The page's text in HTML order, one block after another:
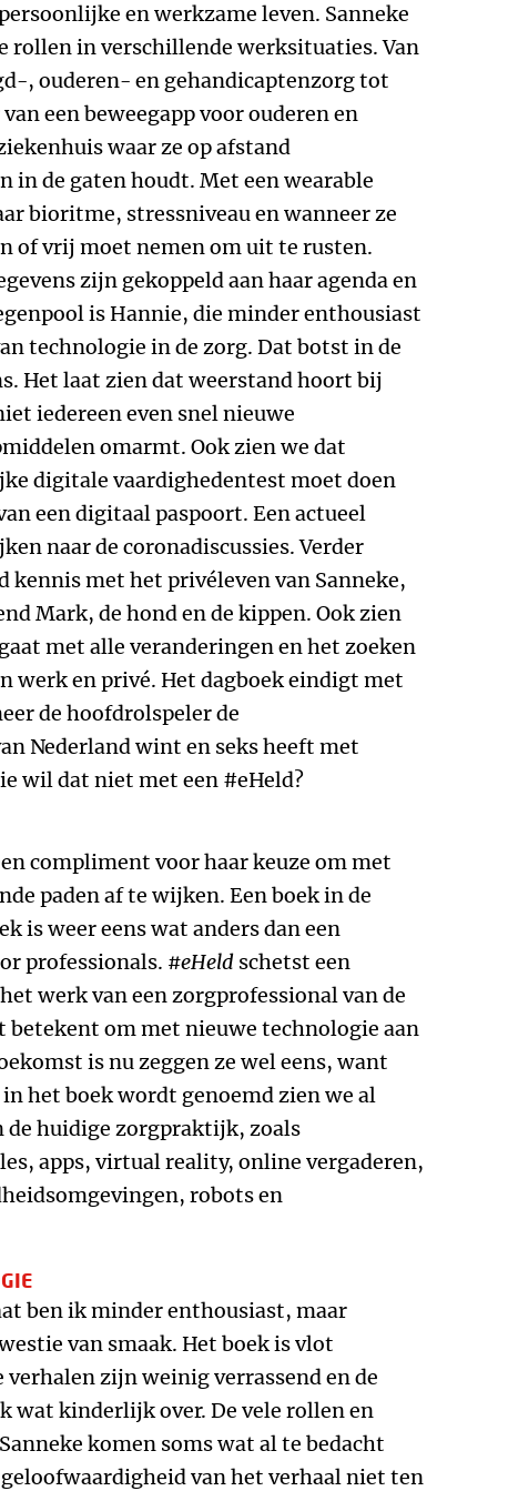
en werkzame leven. Sanneke
rollen in verschillende werksituaties. Van
, ouderen- en gehandicaptenzorg tot
een beweegapp voor ouderen en
waar ze op afstand
in de gaten houdt. Met een wearable
bioritme, stressniveau en wanneer ze
of vrij moet nemen om uit te rusten.
zijn gekoppeld aan haar agenda en
is Hannie, die minder enthousiast
technologie in de zorg. Dat botst in de
Het laat zien dat weerstand hoort bij
iedereen even snel nieuwe
omarmt. Ook zien we dat
digitale vaardighedentest moet doen
een digitaal paspoort. Een actueel
naar de coronadiscussies. Verder
kennis met het privéleven van Sanneke,
Mark, de hond en de kippen. Ook zien
met alle veranderingen en het zoeken
werk en privé. Het dagboek eindigt met
de hoofdrolspeler de
Nederland wint en seks heeft met
wil dat niet met een #eHeld?
compliment voor haar keuze om met
paden af te wijken. Een boek in de
is weer eens wat anders dan een
professionals. #eHeld schetst een
werk van een zorgprofessional van de
betekent om met nieuwe technologie aan
is nu zeggen ze wel eens, want
het boek wordt genoemd zien we al
de huidige zorgpraktijk, zoals
apps, virtual reality, online vergaderen,
robots en
ben ik minder enthousiast, maar
van smaak. Het boek is vlot
verhalen zijn weinig verrassend en de
wat kinderlijk over. De vele rollen en
komen soms wat al te bedacht
van het verhaal niet ten